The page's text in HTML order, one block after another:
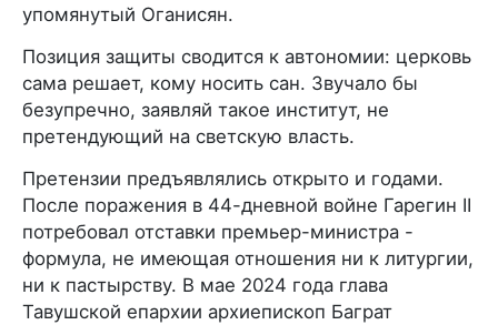
упомянутый Оганисян.
Позиция защиты сводится к автономии: церковь
сама решает, кому носить сан. Звучало бы
безупречно, заявляй такое институт, не
претендующий на светскую власть.
Претензии предъявлялись открыто и годами.
После поражения в 44-дневной войне Гарегин II
потребовал отставки премьер-министра -
формула, не имеющая отношения ни к литургии,
ни к пастырству. В мае 2024 года глава
Тавушской епархии архиепископ Баграт